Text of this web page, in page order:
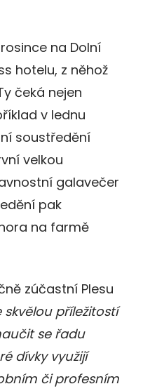
na Dolní
hotelu, z něhož
čeká nejen
v lednu
soustředění
velkou
galavečer
pak
na farmě
zúčastní Plesu
skvělou příležitostí
se řadu
dívky využijí
či profesním